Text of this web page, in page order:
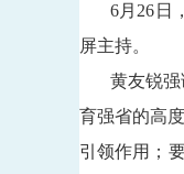
6月26日
屏主持。
黄友锐强
育强省的高
引领作用；